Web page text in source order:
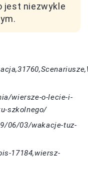
jest niezwykle
wiersze-o-lecie-i-
szkolnego/
06/03/wakacje-tuz-
17184,wiersz-